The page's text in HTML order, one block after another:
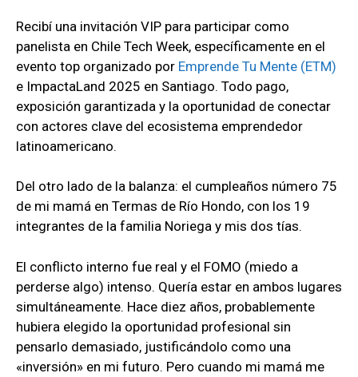
Recibí una invitación VIP para participar como
panelista en Chile Tech Week, específicamente en el
evento top organizado por Emprende Tu Mente (ETM)
e ImpactaLand 2025 en Santiago. Todo pago,
exposición garantizada y la oportunidad de conectar
con actores clave del ecosistema emprendedor
latinoamericano.
Del otro lado de la balanza: el cumpleaños número 75
de mi mamá en Termas de Río Hondo, con los 19
integrantes de la familia Noriega y mis dos tías.
El conflicto interno fue real y el FOMO (miedo a
perderse algo) intenso. Quería estar en ambos lugares
simultáneamente. Hace diez años, probablemente
hubiera elegido la oportunidad profesional sin
pensarlo demasiado, justificándolo como una
«inversión» en mi futuro. Pero cuando mi mamá me